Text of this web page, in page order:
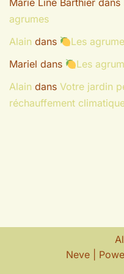
Marie Line Barthier dans
agrumes
Alain dans
Les
Mariel dans
Les
Alain dans Votre jardin
réchauffement
Neve |